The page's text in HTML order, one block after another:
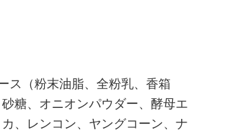
ス（粉末油脂、全粉乳、香箱
糖、オニオンパウダー、酵母エ
、レンコン、ヤングコーン、ナ